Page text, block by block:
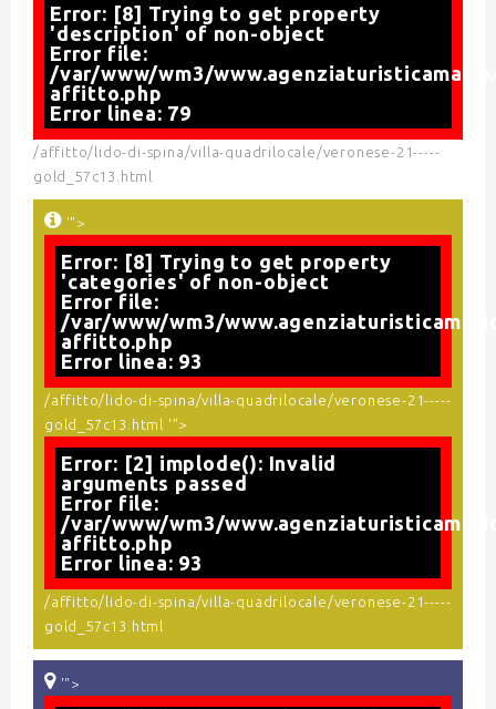
Error: [8] Trying to get property
'description' of non-object
Error file:
/var/www/wm3/
affitto.php
Error linea: 79
/affitto/lido-di-spina/villa-quadrilocale/veronese-21-----
gold_57c13.html
'">
Error: [8] Trying to get property
'categories' of non-object
Error file:
/var/www/wm3/
affitto.php
Error linea: 93
/affitto/lido-di-spina/villa-quadrilocale/veronese-21-----
gold_57c13.html '">
Error: [2] implode(): Invalid
arguments passed
Error file:
/var/www/wm3/
affitto.php
Error linea: 93
/affitto/lido-di-spina/villa-quadrilocale/veronese-21-----
gold_57c13.html
'">